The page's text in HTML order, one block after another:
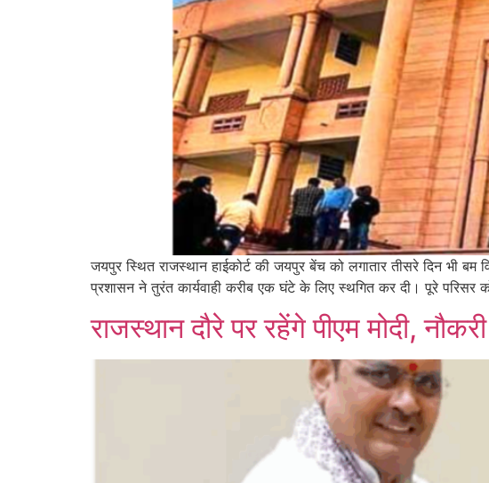
जयपुर स्थित राजस्थान हाईकोर्ट की जयपुर बेंच को लगातार तीसरे दिन भी
प्रशासन ने तुरंत कार्यवाही करीब एक घंटे के लिए स्थगित कर दी। पूरे परिसर
राजस्थान दौरे पर रहेंगे पीएम मोदी,